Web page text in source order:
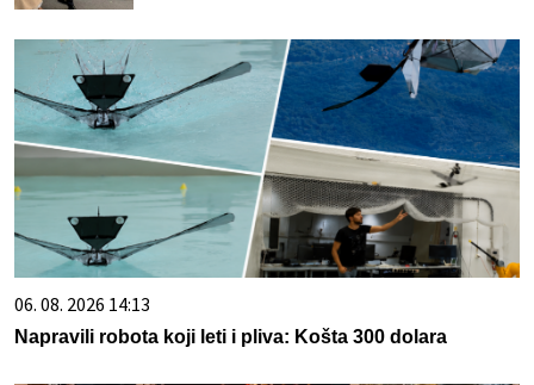
06. 08. 2026 14:13
Napravili robota koji leti i pliva: Košta 300 dolara